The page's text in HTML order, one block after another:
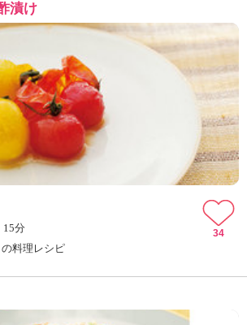
漬け
15分
料理レシピ
34